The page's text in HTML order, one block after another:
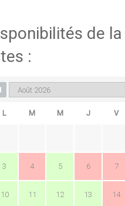
de
:
L M M J V
3 4 5 6 7
10 11 12 13 14